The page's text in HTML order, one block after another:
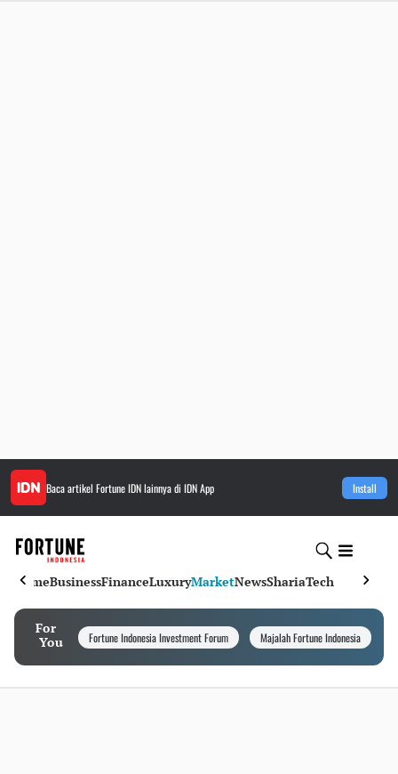
Baca artikel Fortune IDNlainnya di IDN App Install
HomeBusinessFinanceLuxuryMarketNewsShariaTech
For
You
Fortune Indonesia Investment Forum Majalah Fortune Indonesia